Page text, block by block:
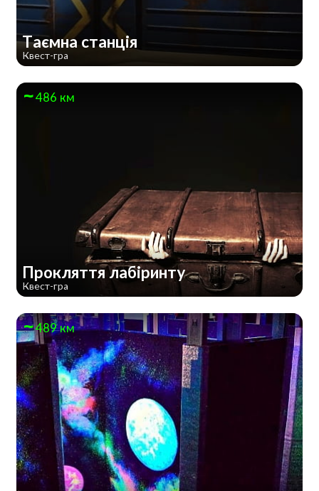
Таємна станція
Квест-гра
486 км
Прокляття лабіринту
Квест-гра
489 км